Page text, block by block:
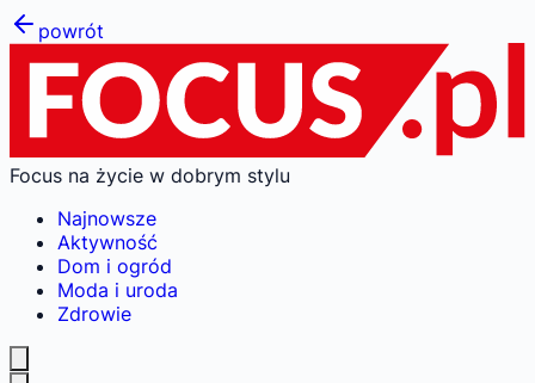
powrót
Focus na życie w dobrym stylu
Najnowsze
Aktywność
Dom i ogród
Moda i uroda
Zdrowie